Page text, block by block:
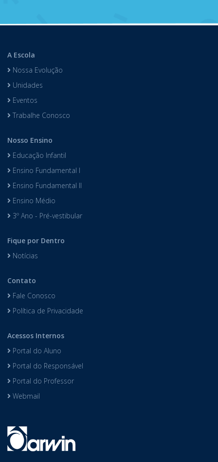
A Escola
Nossa Evolução
Unidades
Eventos
Trabalhe Conosco
Nosso Ensino
Educação Infantil
Ensino Fundamental I
Ensino Fundamental II
Ensino Médio
3º Ano - Pré-vestibular
Fique por Dentro
Notícias
Contato
Fale Conosco
Política de Privacidade
Acessos Internos
Portal do Aluno
Portal do Responsável
Portal do Professor
Webmail